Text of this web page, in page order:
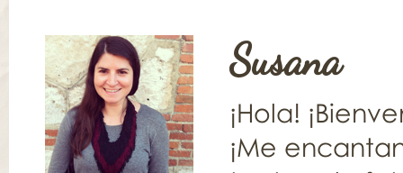
Susana
¡Hola!
¡Me